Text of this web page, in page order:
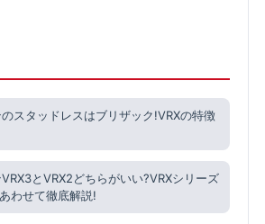
スタッドレスはブリザック!VRXの特徴
とVRX2どちらがいい?VRXシリーズ
わせて徹底解説!